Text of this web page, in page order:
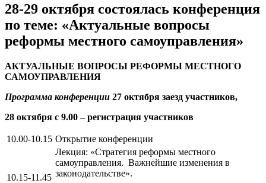
28-29 октября состоялась конференция
по теме: «Актуальные вопросы
реформы местного самоуправления»
АКТУАЛЬНЫЕ ВОПРОСЫ РЕФОРМЫ МЕСТНОГО
САМОУПРАВЛЕНИЯ
Программа конференции 27 октября заезд участников,
28 октября с 9.00 – регистрация участников
10.00-10.15 Открытие конференции
10.15-11.45
Лекция: «Стратегия реформы местного
самоуправления. Важнейшие изменения в
законодательстве».